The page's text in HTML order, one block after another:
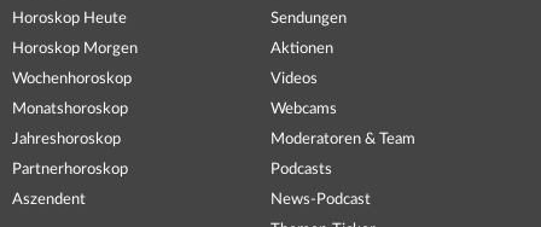
Horoskop Heute
Horoskop Morgen
Wochenhoroskop
Monatshoroskop
Jahreshoroskop
Partnerhoroskop
Aszendent
Sendungen
Aktionen
Videos
Webcams
Moderatoren & Team
Podcasts
News-Podcast